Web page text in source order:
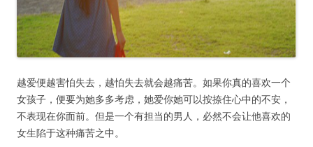
越爱便越害怕失去，越怕失去就会越痛苦。如果你真的喜欢一个
女孩子，便要为她多多考虑，她爱你她可以按捺住心中的不安，
不表现在你面前。但是一个有担当的男人，必然不会让他喜欢的
女生陷于这种痛苦之中。